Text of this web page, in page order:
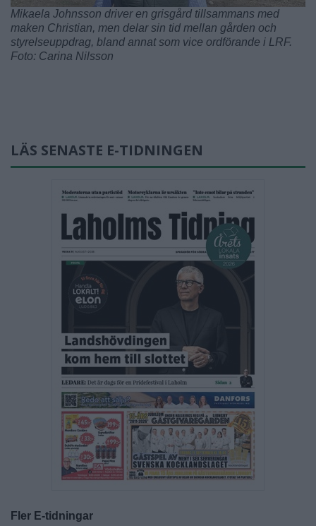
Mikaela Johnsson driver en grisgård tillsammans med
maken Christian, men delar sin tid mellan gården och
styrelseuppdrag, bland annat som vice ordförande i LRF.
Foto: Carina Nilsson
LÄS SENASTE E-TIDNINGEN
Fler E-tidningar